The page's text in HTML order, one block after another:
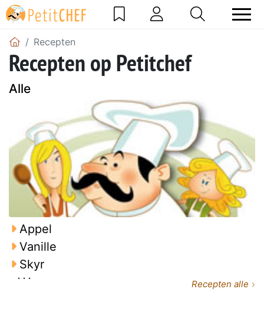
Recepten
Recepten op Petitchef
Alle
Appel
Vanille
Skyr
...
Recepten alle